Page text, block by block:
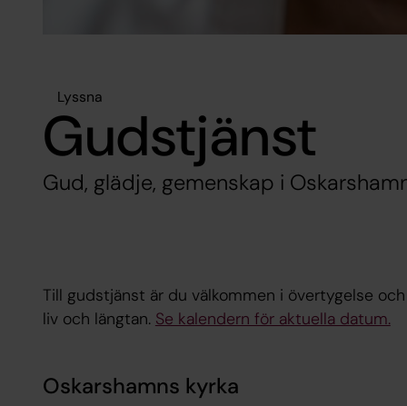
Lyssna
Gudstjänst
Gud, glädje, gemenskap i
Till gudstjänst är du välkommen i övertygelse
liv och längtan. Se kalendern för aktuella datum.
Oskarshamns kyrka